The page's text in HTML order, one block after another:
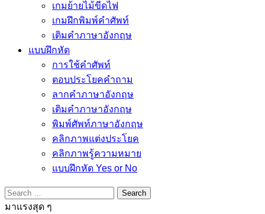
เกมย้ายไม้ขีดไฟ
เกมฝึกพิมพ์คำศัพท์
เติมคำภาษาอังกฤษ
แบบฝึกหัด
การใช้คำศัพท์
ตอบประโยคคำถาม
ลากคำภาษาอังกฤษ
เติมคำภาษาอังกฤษ
พิมพ์ศัพท์ภาษาอังกฤษ
คลิกภาพแต่งประโยค
คลิกภาพรู้ความหมาย
แบบฝึกหัด Yes or No
Search
for:
มาแรงสุด ๆ